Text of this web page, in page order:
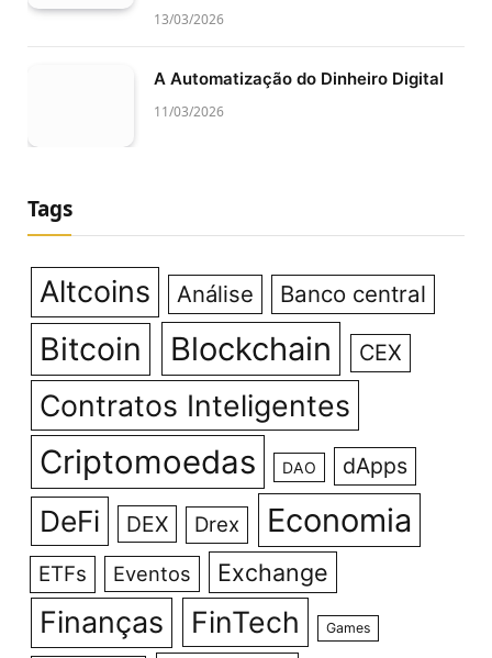
13/03/2026
A Automatização do Dinheiro Digital
11/03/2026
Tags
Altcoins Análise Banco central
Bitcoin Blockchain CEX
Contratos Inteligentes
Criptomoedas DAO dApps
DeFi DEX Drex Economia
ETFs Eventos Exchange
Finanças FinTech Games